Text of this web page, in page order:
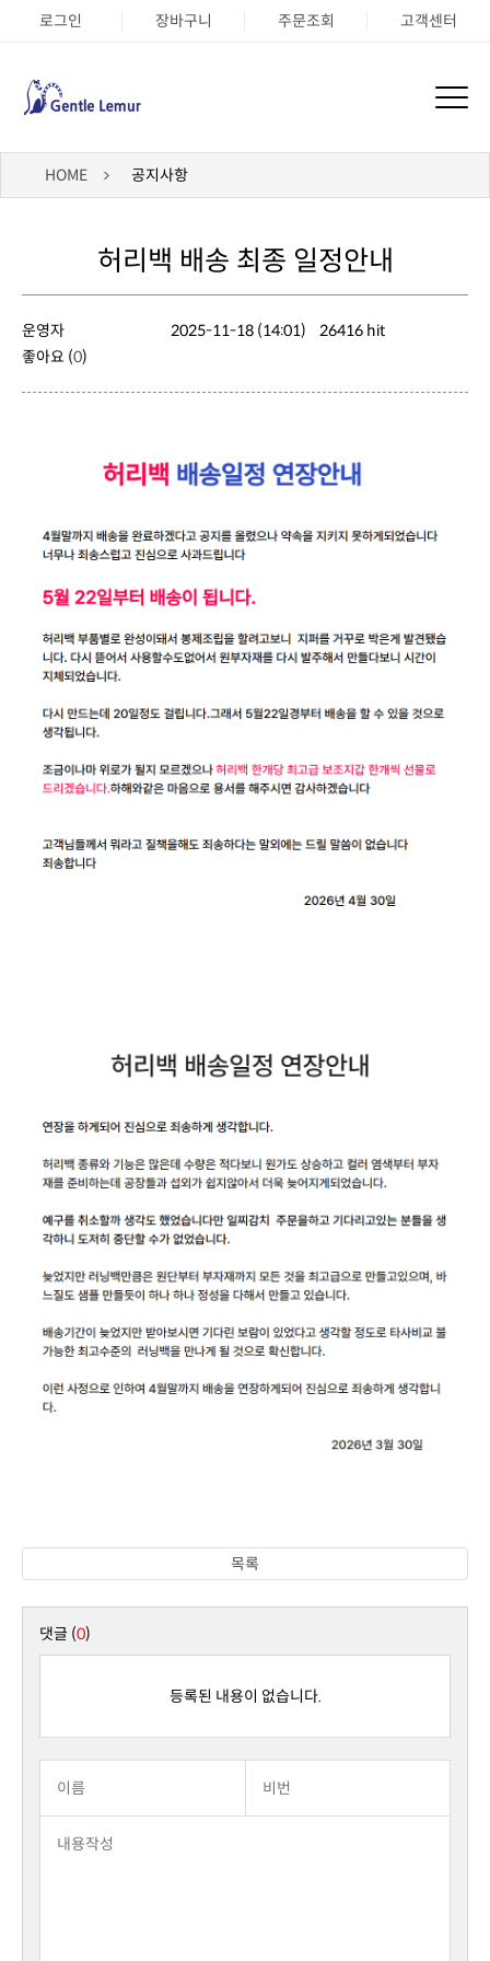
로그인 장바구니 주문조회 고객센터
HOME 공지사항
허리백 배송 최종 일정안내
운영자 2025-11-18 (14:01)
26416 hit
좋아요 (0)
목록
댓글 (0)
등록된 내용이 없습니다.